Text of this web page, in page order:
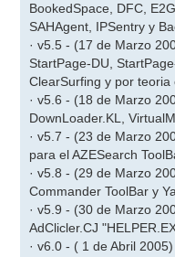
BookedSpace, DFC,
SAHAgent, IPSentry y
· v5.5 - (17 de Marzo
StartPage-DU,
ClearSurfing y por teoria
· v5.6 - (18 de Marzo
DownLoader.KL,
· v5.7 - (23 de Marzo
para el AZESearch
· v5.8 - (29 de Marzo
Commander ToolBar y
· v5.9 - (30 de Marzo
AdClicler.CJ
· v6.0 - ( 1 de Abril